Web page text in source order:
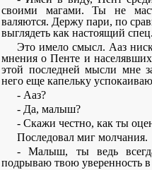
своими магами. Ты не
валяются. Держу пари, по
выглядеть как настоящий спец.
Это имело смысл. Ааз
мнения о Пенте и
этой последней мысли мне
него еще капельку
- Ааз?
- Да, малыш?
- Скажи честно, как ты
Последовал миг молчания.
- Малыш, ты ведь
подрываю твою уверенность в